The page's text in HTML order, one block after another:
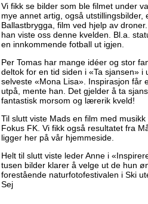
Vi fikk se bilder som ble filmet under
mye annet artig, også
Ballastbrygga, film ved hjelp av
han viste oss denne kvelden. Bl.a.
en innkommende fotball ut igjen.
Per Tomas har mange idéer og stor
deltok for en tid siden i «Ta sjansen» i
selveste «Mona Lisa». Inspirasjon får
utpå, mente han. Det gjelder å ta
fantastisk morsom og lærerik kveld!
Til slutt viste Mads en film med
Fokus FK. Vi fikk også resultatet fra
ligger her på vår hjemmeside.
Helt til slutt viste leder Anne i
tusen bilder klarer å velge ut de hun
forestående naturfotofestivalen i Ski
Sej